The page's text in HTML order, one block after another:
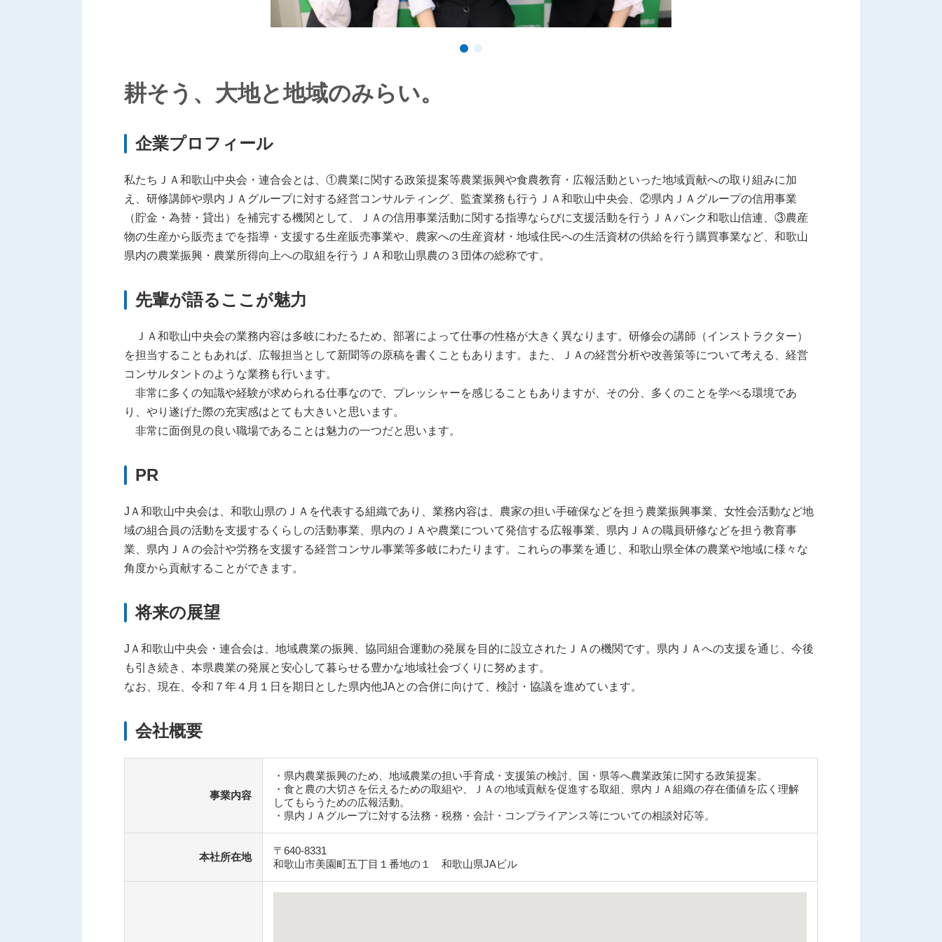
耕そう、大地と地域のみらい。
企業プロフィール
私たちＪＡ和歌山中央会・連合会とは、①農業に関する政策提案等農業振興や食農教育・広報活動といった地域貢献への取り組みに加
え、研修講師や県内ＪＡグループに対する経営コンサルティング、監査業務も行うＪＡ和歌山中央会、②県内ＪＡグループの信用事業
（貯金・為替・貸出）を補完する機関として、ＪＡの信用事業活動に関する指導ならびに支援活動を行うＪＡバンク和歌山信連、③農産
物の生産から販売までを指導・支援する生産販売事業や、農家への生産資材・地域住民への生活資材の供給を行う購買事業など、和歌山
県内の農業振興・農業所得向上への取組を行うＪＡ和歌山県農の３団体の総称です。
先輩が語るここが魅力
ＪＡ和歌山中央会の業務内容は多岐にわたるため、部署によって仕事の性格が大きく異なります。研修会の講師（インストラクター）
を担当することもあれば、広報担当として新聞等の原稿を書くこともあります。また、ＪＡの経営分析や改善策等について考える、経営
コンサルタントのような業務も行います。
非常に多くの知識や経験が求められる仕事なので、プレッシャーを感じることもありますが、その分、多くのことを学べる環境であ
り、やり遂げた際の充実感はとても大きいと思います。
非常に面倒見の良い職場であることは魅力の一つだと思います。
PR
JＡ和歌山中央会は、和歌山県のＪＡを代表する組織であり、業務内容は、農家の担い手確保などを担う農業振興事業、女性会活動など地
域の組合員の活動を支援するくらしの活動事業、県内のＪＡや農業について発信する広報事業、県内ＪＡの職員研修などを担う教育事
業、県内ＪＡの会計や労務を支援する経営コンサル事業等多岐にわたります。これらの事業を通じ、和歌山県全体の農業や地域に様々な
角度から貢献することができます。
将来の展望
JＡ和歌山中央会・連合会は、地域農業の振興、協同組合運動の発展を目的に設立されたＪＡの機関です。県内ＪＡへの支援を通じ、今後
も引き続き、本県農業の発展と安心して暮らせる豊かな地域社会づくりに努めます。
なお、現在、令和７年４月１日を期日とした県内他JAとの合併に向けて、検討・協議を進めています。
会社概要
事業内容
・県内農業振興のため、地域農業の担い手育成・支援策の検討、国・県等へ農業政策に関する政策提案。
・食と農の大切さを伝えるための取組や、ＪＡの地域貢献を促進する取組、県内ＪＡ組織の存在価値を広く理解
してもらうための広報活動。
・県内ＪＡグループに対する法務・税務・会計・コンプライアンス等についての相談対応等。
本社所在地
〒640-8331
和歌山市美園町五丁目１番地の１ 和歌山県JAビル